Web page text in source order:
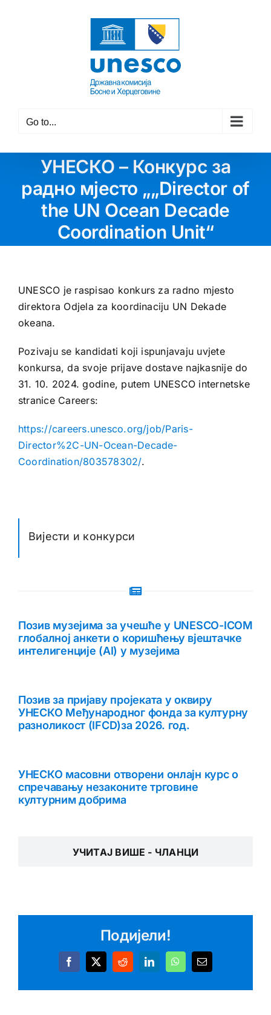
Go to...
УНЕСКО – Конкурс за
радно мјесто „„Director of
the UN Ocean Decade
Coordination Unit“
UNESCO je raspisao konkurs za radno mjesto
direktora Odjela za koordinaciju UN Dekade
okeana.
Pozivaju se kandidati koji ispunjavaju uvjete
konkursa, da svoje prijave dostave najkasnije do
31. 10. 2024. godine, putem UNESCO internetske
stranice Careers:
https://careers.unesco.org/job/Paris-
Director%2C-UN-Ocean-Decade-
Coordination/803578302/.
Вијести и конкурси
Позив музејима за учешће у UNESCO-ICOM
глобалној анкети о коришћењу вјештачке
интелигенције (AI) у музејима
Позив за пријаву пројеката у оквиру
УНЕСКО Међународног фонда за културну
разноликост (IFCD)за 2026. год.
УНЕСКО масовни отворени онлајн курс о
спречавању незаконите трговине
културним добрима
УЧИТАЈ ВИШЕ - ЧЛАНЦИ
Подијели!
Facebook
X RedditLinkedInWhatsApp
Email